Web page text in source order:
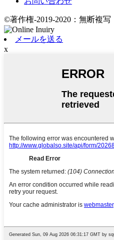
©著作権-2019-2020：無断複写
メールを送る
x